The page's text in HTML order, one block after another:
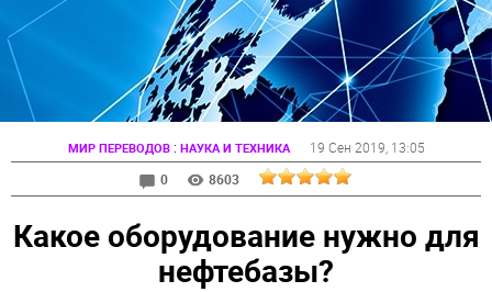
МИР ПЕРЕВОДОВ: НАУКА И ТЕХНИКА 19 Сен 2019 , 13:05
0
8603
Какое оборудование нужно для
нефтебазы?